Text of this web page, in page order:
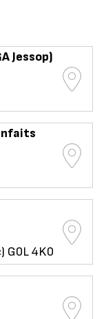
Jessop)
G0L 4K0